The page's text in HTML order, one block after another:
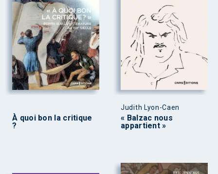
À quoi bon la critique
?
Judith Lyon-Caen
« Balzac nous
appartient »